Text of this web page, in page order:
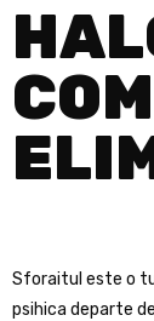
Sforaitul este o
psihica departe